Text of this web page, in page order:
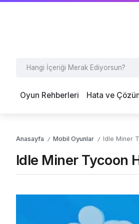
Oyun Rehberleri Hata ve
Anasayfa / Mobil Oyunlar / Idle Miner
Idle Miner Tycoon